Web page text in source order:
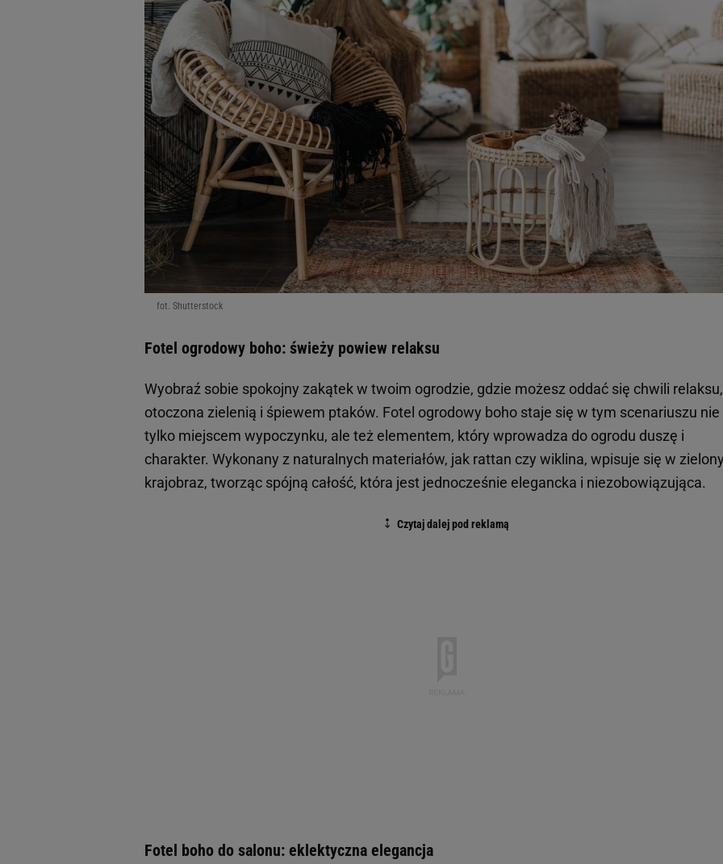
fot. Shutterstock
Fotel ogrodowy boho: świeży powiew relaksu
Wyobraź sobie spokojny zakątek w twoim ogrodzie, gdzie możesz oddać się chwili relaksu,
otoczona zielenią i śpiewem ptaków. Fotel ogrodowy boho staje się w tym scenariuszu nie
tylko miejscem wypoczynku, ale też elementem, który wprowadza do ogrodu duszę i
charakter. Wykonany z naturalnych materiałów, jak rattan czy wiklina, wpisuje się w
krajobraz, tworząc spójną całość, która jest jednocześnie elegancka i niezobowiązująca.
Fotel boho do salonu: eklektyczna elegancja